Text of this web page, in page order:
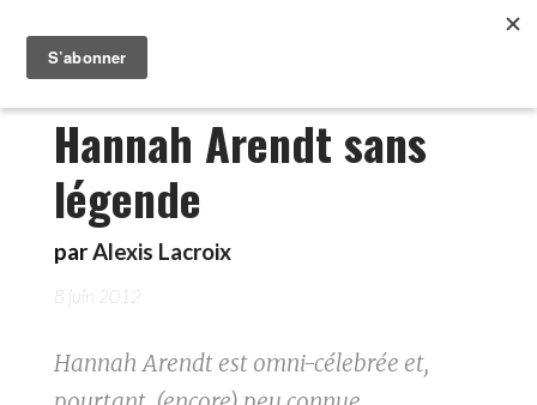
Hannah Arendt sans
légende
parAlexis Lacroix
8 juin 2012
Hannah Arendt est omni-célebrée et,